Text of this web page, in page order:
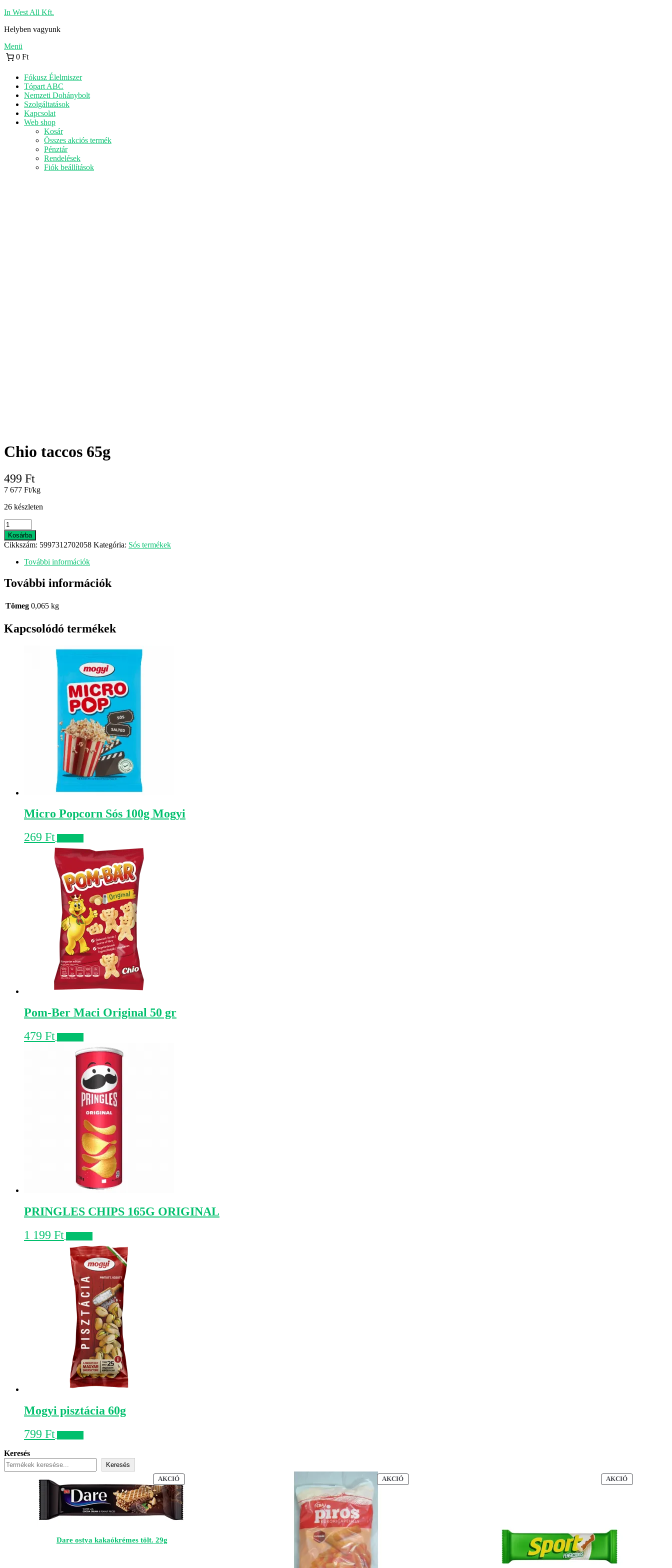
Tovább
tartalomhoz
In West All Kft.
Helyben vagyunk
Menü
0 Ft
Fókusz Élelmiszer
Tópart ABC
Nemzeti Dohánybolt
Szolgáltatások
Kapcsolat
Web shop
Kosár
Összes akciós termék
Pénztár
Rendelések
Fiók beállítások
Chio taccos 65g
499 Ft
7 677 Ft/kg
26 készleten
Chio
taccos
65g
mennyiség
Kosárba
Cikkszám: 5997312702058 Kategória: Sós termékek
További információk
További információk
Tömeg 0,065 kg
Kapcsolódó termékek
Micro Popcorn Sós 100g Mogyi
269 Ft
Pom-Ber Maci Original 50 gr
479 Ft
PRINGLES CHIPS 165G ORIGINAL
1 199 Ft
Mogyi pisztácia 60g
799 Ft
Keresés
Keresés
AKCIÓAKCIÓS
TERMÉK
Dare ostya kakaókrémes tölt. 29g
AKCIÓAKCIÓS
TERMÉK
AKCIÓAKCIÓS
TERMÉK